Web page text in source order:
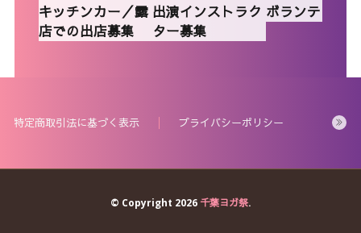
キッチンカー／露
店での出店募集
出演インストラク
ター募集
ボランティア
特定商取引法に基づく表示 プライバシーポリシー
© Copyright 2026 千葉ヨガ祭.